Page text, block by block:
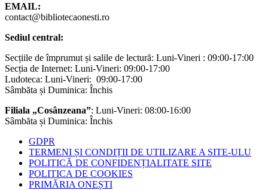
EMAIL:
contact@bibliotecaonesti.ro
Sediul central:
Secțiile de împrumut și salile de lectură: Luni-Vineri : 09:00-17:00
Secția de Internet: Luni-Vineri: 09:00-17:00
Ludoteca: Luni-Vineri: 09:00-17:00
Sâmbăta și Duminica: Închis
Filiala „Cosânzeana”: Luni-Vineri: 08:00-16:00
Sâmbăta și Duminica: Închis
GDPR
TERMENI ȘI CONDIȚII DE UTILIZARE A SITE-ULU
POLITICĂ DE CONFIDENȚIALITATE SITE
POLITICA DE COOKIES
PRIMĂRIA ONEȘTI